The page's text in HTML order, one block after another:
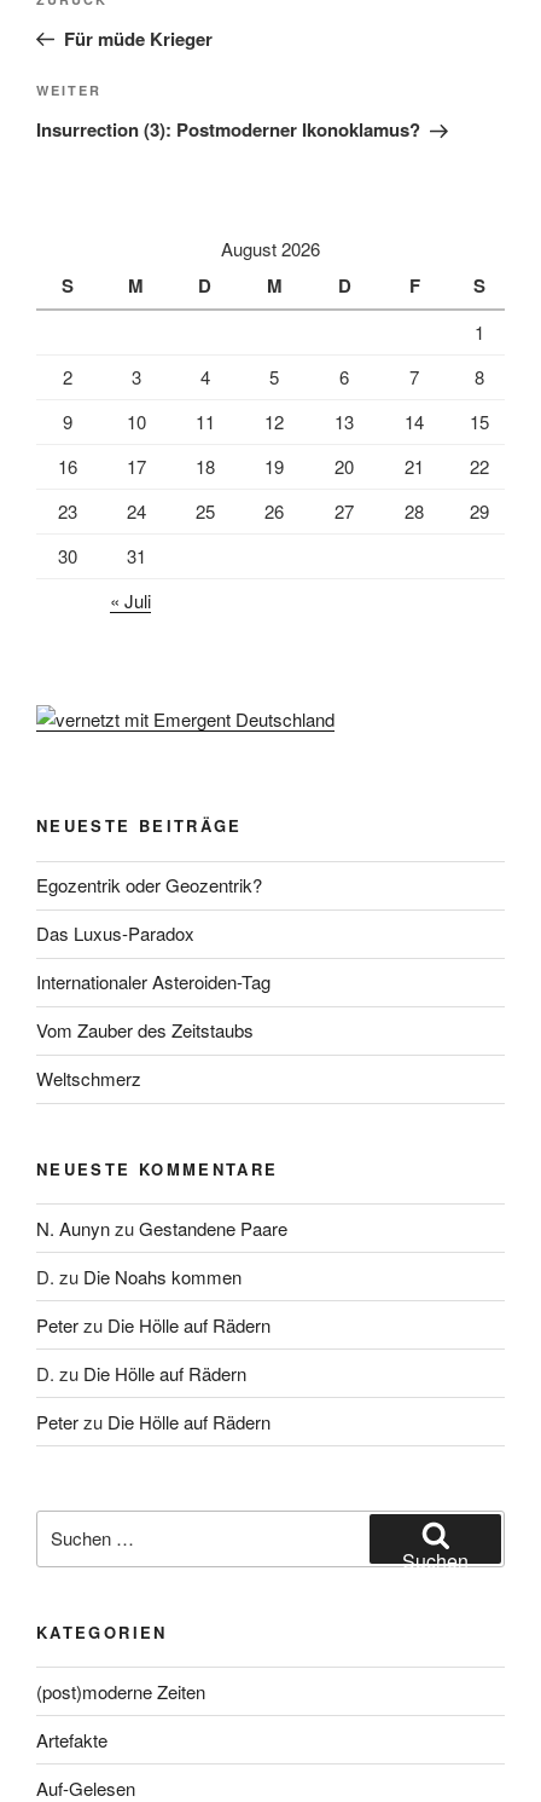
BeitragFür müde Krieger
Nächster
Beitrag
WEITER
Insurrection (3): Postmoderner Ikonoklamus?
August 2026
S M D M D F S
1
2
3 4 5 6 7
8
9
10 11 12 13 14
15
16
17 18 19 20 21
22
23
24 25 26 27 28
29
30
31
« Juli
NEUESTE BEITRÄGE
Egozentrik oder Geozentrik?
Das Luxus-Paradox
Internationaler Asteroiden-Tag
Vom Zauber des Zeitstaubs
Weltschmerz
NEUESTE KOMMENTARE
N. AunynzuGestandene Paare
D. zu Die Noahs kommen
Peterzu Die Hölle auf Rädern
D. zu Die Hölle auf Rädern
Peterzu Die Hölle auf Rädern
nach:
Suchen
KATEGORIEN
(post)moderne Zeiten
Artefakte
Auf-Gelesen